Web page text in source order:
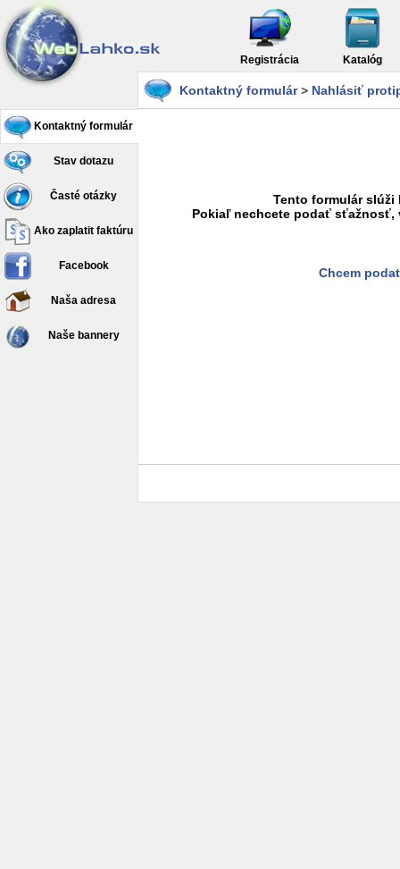
Registrácia Katalóg
Kontaktný formulár
Stav dotazu
Časté otázky
Ako zaplatit faktúru
Facebook
Naša adresa
Naše bannery
Kontaktný formulár> Nahlásiť
Tento formulár
Pokiaľ nechcete podať
Chcem